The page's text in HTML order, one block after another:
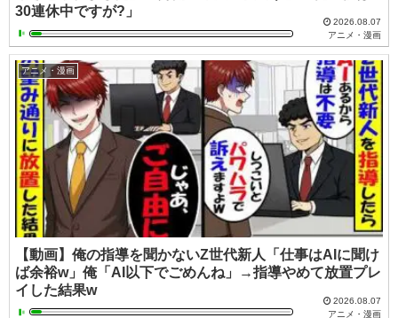
30連休中ですが?」
2026.08.07
アニメ・漫画
アニメ・漫画
【動画】俺の指導を聞かないZ世代新人「仕事はAIに聞け
ば余裕w」俺「AI以下でごめんね」→指導やめて放置プレ
イした結果w
2026.08.07
アニメ・漫画